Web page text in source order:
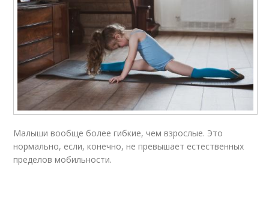
Малыши вообще более гибкие, чем взрослые. Это
нормально, если, конечно, не превышает естественных
пределов мобильности.